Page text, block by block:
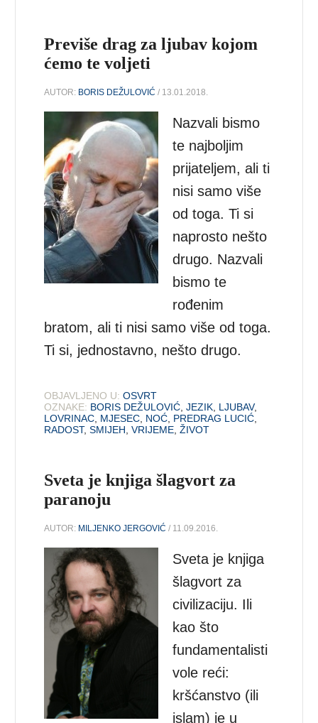
Previše drag za ljubav kojom
ćemo te voljeti
AUTOR: BORIS DEŽULOVIĆ / 13.01.2018.
Nazvali bismo
te najboljim
prijateljem, ali ti
nisi samo više
od toga. Ti si
naprosto nešto
drugo. Nazvali
bismo te
rođenim
bratom, ali ti nisi samo više od toga.
Ti si, jednostavno, nešto drugo.
OBJAVLJENO U: OSVRT
OZNAKE: BORIS DEŽULOVIĆ ,JEZIK LJUBAV,
LOVRINAC MJESEC NOĆ PREDRAG LUCIĆ
RADOST,SMIJEH ,VRIJEME ,ŽIVOT
Sveta je knjiga šlagvort za
paranoju
AUTOR: MILJENKO JERGOVIĆ / 11.09.2016.
Sveta je knjiga
šlagvort za
civilizaciju. Ili
kao što
fundamentalisti
vole reći:
kršćanstvo (ili
islam) je u